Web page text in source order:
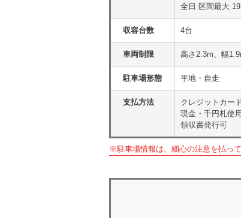
全日 区間最大
収容台数 4台
車両制限 高さ2.3m、幅
駐車場形態 平地・自走
支払方法
クレジットカー
現金・千円札使
領収書発行可
※駐車場情報は、細心の注意を払っ